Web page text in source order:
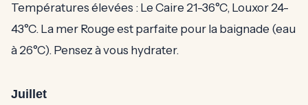
Températures élevées : Le Caire 21-36°C, Louxor 24-
43°C. La mer Rouge est parfaite pour la baignade (eau
à 26°C). Pensez à vous hydrater.
Juillet